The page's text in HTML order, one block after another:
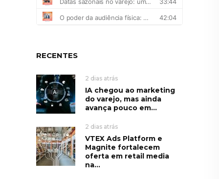
RECENTES
2 dias atrás
IA chegou ao marketing
do varejo, mas ainda
avança pouco em...
2 dias atrás
VTEX Ads Platform e
Magnite fortalecem
oferta em retail media
na...